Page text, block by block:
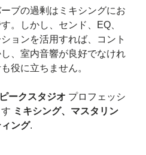
ブの過剰はミキシングにお
。しかし、センド、EQ、
ョンを活用すれば、コント
、室内音響が良好でなけれ
役に立ちません。
ピークスタジオ プロフェッシ
ミキシング、マスタリン
ング.